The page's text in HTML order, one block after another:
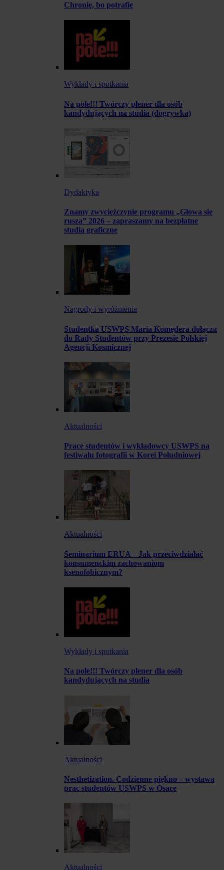
Chronię, bo potrafię
Wykłady i spotkania
Na pole!!! Twórczy plener dla osób
kandydujących na studia (dogrywka)
Dydaktyka
Znamy zwyciężczynie programu „Głowa się
rusza” 2026 – zapraszamy na bezpłatne
studia graficzne
Nagrody i wyróżnienia
Studentka USWPS Maria Komędera dołącza
do Rady Studentów przy Prezesie Polskiej
Agencji Kosmicznej
Aktualności
Prace studentów i wykładowcy USWPS na
festiwalu fotografii w Korei Południowej
Aktualności
Seminarium ERUA – Jak przeciwdziałać
konsumenckim zachowaniom
ksenofobicznym?
Wykłady i spotkania
Na pole!!! Twórczy plener dla osób
kandydujących na studia
Aktualności
Nesthetization. Codzienne piękno – wystawa
prac studentów USWPS w Osace
Aktualności